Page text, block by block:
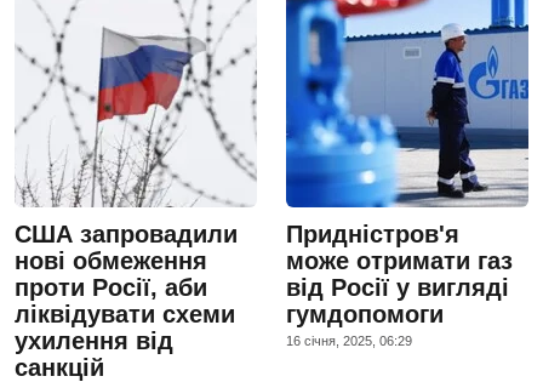
США запровадили
нові обмеження
проти Росії, аби
ліквідувати схеми
ухилення від
санкцій
Придністров'я
може отримати газ
від Росії у вигляді
гумдопомоги
16 сiчня, 2025, 06:29